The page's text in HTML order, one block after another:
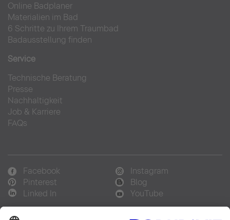
Online Badplaner
Materialien im Bad
6 Schritte zu Ihrem Traumbad
Badausstellung finden
Service
Technische Beratung
Presse
Nachhaltigkeit
Job & Karriere
FAQs
Facebook
Instagram
Pinterest
Blog
Linked In
YouTube